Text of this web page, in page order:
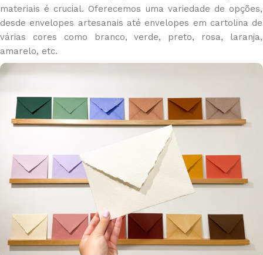
materiais é crucial. Oferecemos uma variedade de opções,
desde envelopes artesanais até envelopes em cartolina de
várias cores como branco, verde, preto, rosa, laranja,
amarelo, etc.